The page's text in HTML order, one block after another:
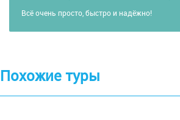
Всё очень просто, быстро и надёжно!
Похожие туры